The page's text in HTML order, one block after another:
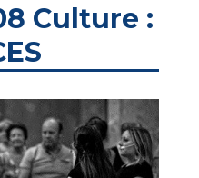
Culture :